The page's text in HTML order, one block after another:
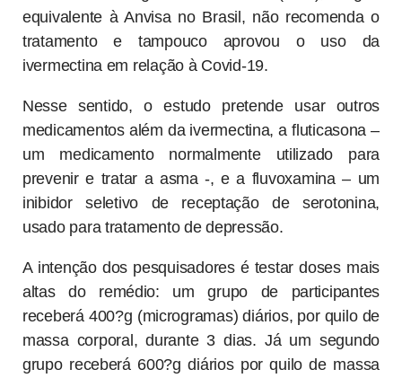
equivalente à Anvisa no Brasil, não recomenda o
tratamento e tampouco aprovou o uso da
ivermectina em relação à Covid-19.
Nesse sentido, o estudo pretende usar outros
medicamentos além da ivermectina, a fluticasona –
um medicamento normalmente utilizado para
prevenir e tratar a asma -, e a fluvoxamina – um
inibidor seletivo de receptação de serotonina,
usado para tratamento de depressão.
A intenção dos pesquisadores é testar doses mais
altas do remédio: um grupo de participantes
receberá 400?g (microgramas) diários, por quilo de
massa corporal, durante 3 dias. Já um segundo
grupo receberá 600?g diários por quilo de massa